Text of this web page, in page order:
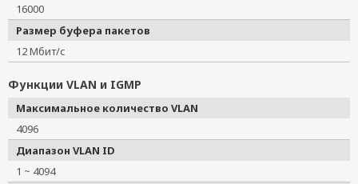
16000
Размер буфера пакетов
12 Мбит/с
Функции VLAN и IGMP
Максимальное количество VLAN
4096
Диапазон VLAN ID
1 ~ 4094